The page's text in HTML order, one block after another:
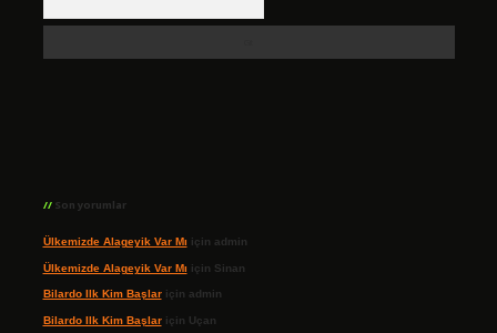
Son yorumlar
Ülkemizde Alageyik Var Mı için admin
Ülkemizde Alageyik Var Mı için Sinan
Bilardo Ilk Kim Başlariçin admin
Bilardo Ilk Kim Başlariçin Uçan